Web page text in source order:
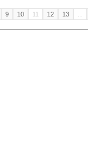
9 10 11 12 13